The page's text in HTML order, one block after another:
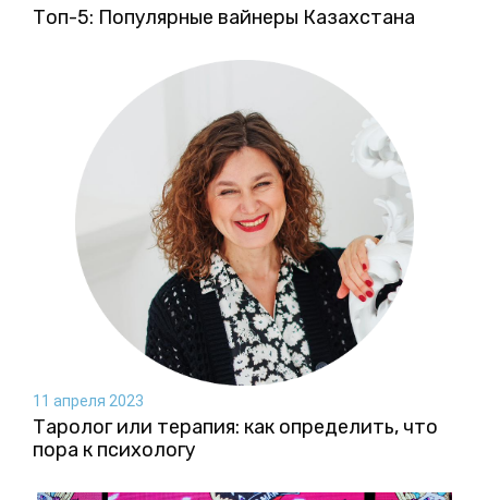
Топ-5: Популярные вайнеры Казахстана
11 апреля 2023
Таролог или терапия: как определить, что
пора к психологу